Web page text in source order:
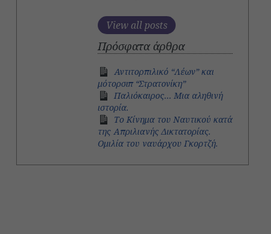
View all posts
Πρόσφατα άρθρα
Αντιτορπιλικό “Λέων” και
μότορσιπ “Στρατονίκη”
Παλιόκαιρος… Μια αληθινή
ιστορία.
Το Κίνημα του Ναυτικού κατά
της Απριλιανής Δικτατορίας.
Ομιλία του ναυάρχου Γκορτζή.